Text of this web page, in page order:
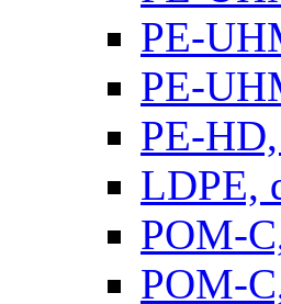
PE-
PE-
PE-
LDPE,
POM-
POM-